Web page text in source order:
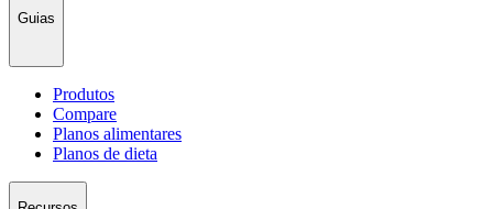
Guias
Produtos
Compare
Planos alimentares
Planos de dieta